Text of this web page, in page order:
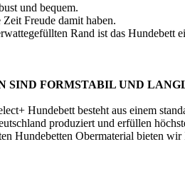
und bequem.
Freude damit haben.
Rand ist das Hundebett
SIND FORMSTABIL UND
Hundebett besteht aus einem
produziert und erfüllen
Hundebetten Obermaterial bieten